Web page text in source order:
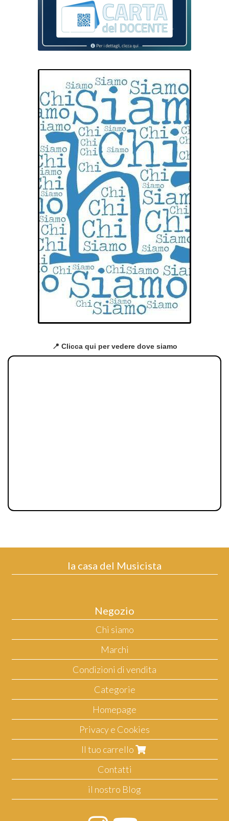
📍 Clicca qui per vedere dove siamo
la casa del Musicista
Negozio
Chi siamo
Marchi
Condizioni di vendita
Categorie
Homepage
Privacy e Cookies
Il tuo carrello
Contatti
il nostro Blog